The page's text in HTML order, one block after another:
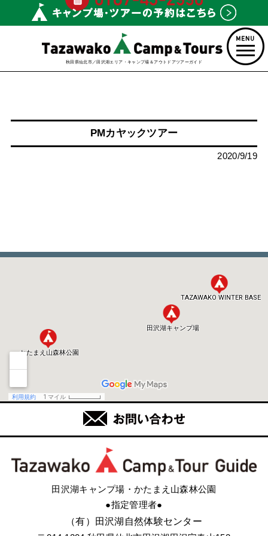
秋田県仙北市／田沢湖エリア・キャンプ場＆アウトドアツアーガイド
PMカヤックツアー
2020/9/19
田沢湖キャンプ場・かたまえ山森林公園
●指定管理者●
（有）田沢湖自然体験センター